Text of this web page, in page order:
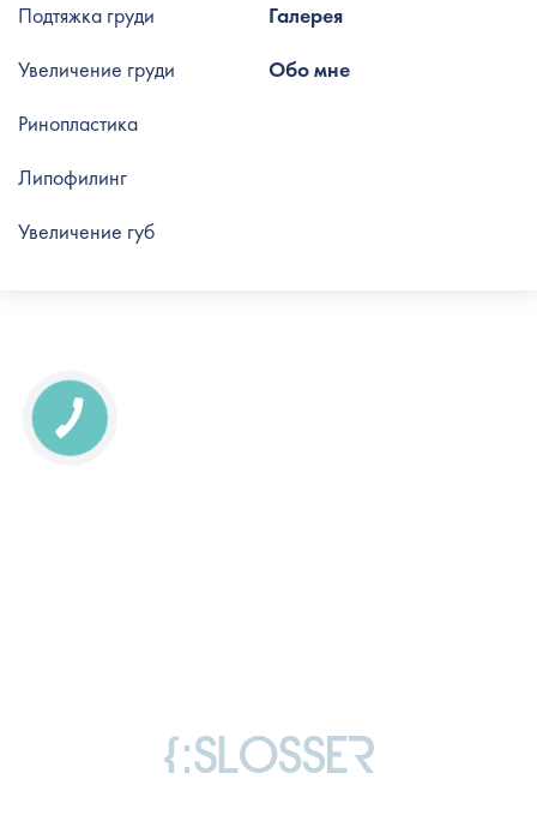
Галерея
Обо мне
Подтяжка груди
Увеличение груди
Ринопластика
Липофилинг
Увеличение губ
КНОПКА
СВЯЗИ